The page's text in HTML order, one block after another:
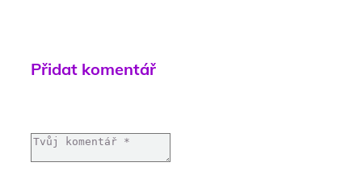
Přidat komentář